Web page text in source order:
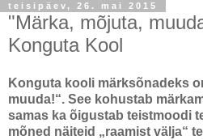
teisipäev, 26. mai 2015
"Märka, mõjuta,
Konguta Kool
Konguta kooli märksõnadeks
muuda!“. See kohustab
samas ka õigustab teistmoodi
mõned näiteid „raamist välja“